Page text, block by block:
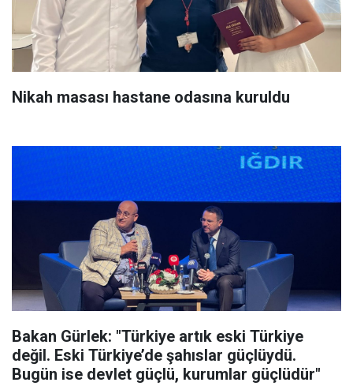
Nikah masası hastane odasına kuruldu
Bakan Gürlek: "Türkiye artık eski Türkiye
değil. Eski Türkiye’de şahıslar güçlüydü.
Bugün ise devlet güçlü, kurumlar güçlüdür"